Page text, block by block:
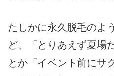
たしかに永久脱毛のよ
ど、「とりあえず夏場
とか「イベント前にサ